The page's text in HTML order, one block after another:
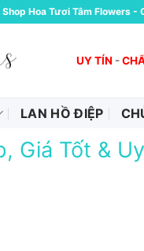
Shop Hoa Tươi Tâm Flowers -
UY TÍN -
LAN HỒ ĐIỆP
Giá Tốt &